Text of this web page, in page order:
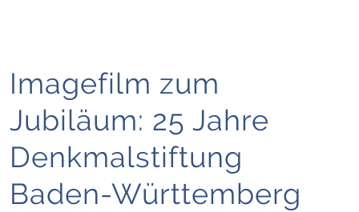
Imagefilm zum
Jubiläum: 25 Jahre
Denkmalstiftung
Baden-Württemberg